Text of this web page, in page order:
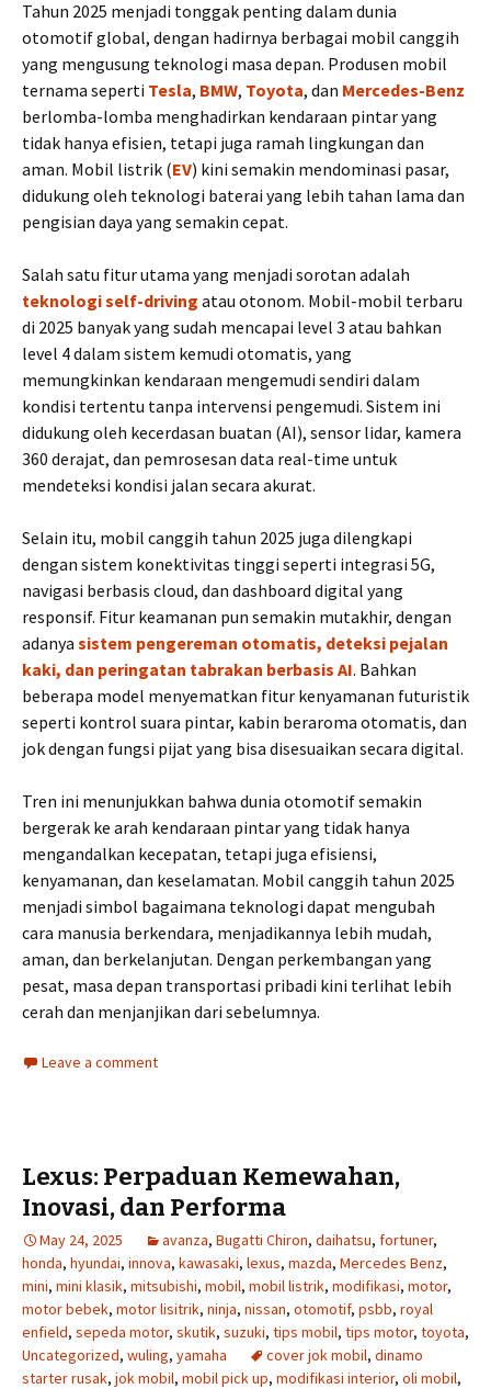
Tahun 2025 menjadi tonggak penting dalam dunia
otomotif global, dengan hadirnya berbagai mobil canggih
yang mengusung teknologi masa depan. Produsen mobil
ternama seperti Tesla, BMW, Toyota, dan Mercedes-Benz
berlomba-lomba menghadirkan kendaraan pintar yang
tidak hanya efisien, tetapi juga ramah lingkungan dan
aman. Mobil listrik (EV) kini semakin mendominasi pasar,
didukung oleh teknologi baterai yang lebih tahan lama dan
pengisian daya yang semakin cepat.
Salah satu fitur utama yang menjadi sorotan adalah
teknologi self-driving atau otonom. Mobil-mobil terbaru
di 2025 banyak yang sudah mencapai level 3 atau bahkan
level 4 dalam sistem kemudi otomatis, yang
memungkinkan kendaraan mengemudi sendiri dalam
kondisi tertentu tanpa intervensi pengemudi. Sistem ini
didukung oleh kecerdasan buatan (AI), sensor lidar, kamera
360 derajat, dan pemrosesan data real-time untuk
mendeteksi kondisi jalan secara akurat.
Selain itu, mobil canggih tahun 2025 juga dilengkapi
dengan sistem konektivitas tinggi seperti integrasi 5G,
navigasi berbasis cloud, dan dashboard digital yang
responsif. Fitur keamanan pun semakin mutakhir, dengan
adanya sistem pengereman otomatis, deteksi pejalan
kaki, dan peringatan tabrakan berbasis AI. Bahkan
beberapa model menyematkan fitur kenyamanan futuristik
seperti kontrol suara pintar, kabin beraroma otomatis, dan
jok dengan fungsi pijat yang bisa disesuaikan secara digital.
Tren ini menunjukkan bahwa dunia otomotif semakin
bergerak ke arah kendaraan pintar yang tidak hanya
mengandalkan kecepatan, tetapi juga efisiensi,
kenyamanan, dan keselamatan. Mobil canggih tahun 2025
menjadi simbol bagaimana teknologi dapat mengubah
cara manusia berkendara, menjadikannya lebih mudah,
aman, dan berkelanjutan. Dengan perkembangan yang
pesat, masa depan transportasi pribadi kini terlihat lebih
cerah dan menjanjikan dari sebelumnya.
Leave a comment
Lexus: Perpaduan Kemewahan,
Inovasi, dan Performa
May 24, 2025 avanza, Bugatti Chiron, daihatsu, fortuner,
honda, hyundai, innova, kawasaki, lexus, mazda, Mercedes Benz,
mini, mini klasik, mitsubishi, mobil, mobil listrik, modifikasi, motor,
motor bebek, motor lisitrik, ninja, nissan, otomotif, psbb, royal
enfield, sepeda motor, skutik, suzuki, tips mobil, tips motor, toyota,
Uncategorized, wuling, yamaha cover jok mobil, dinamo
starter rusak, jok mobil, mobil pick up, modifikasi interior, oli mobil,